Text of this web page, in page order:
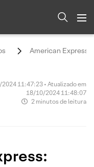
American Express:
11:47:23 • Atualizado em
18/10/2024 11:48:07
2 minutos de leitura